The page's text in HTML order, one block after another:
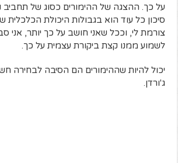
על כך. ההצגה של ההימורים כסוג של תחביב
סיכון כל עוד הוא בגבולות היכולת
צורמת לי, וככל שאני חושב על כך יותר, אני
לשמוע ממנו קצת ביקורת עצמית על כך.
יכול להיות שההימורים הם הסיבה לבחירה
ג'ורדן.